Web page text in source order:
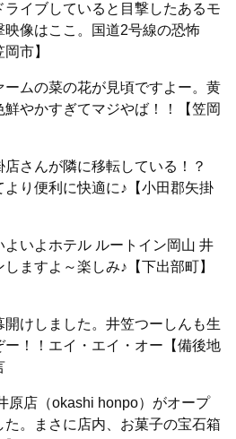
ライブしていると目撃したあるモ
映像はここ。国道2号線の恐怖
市】
ームの菜の花が見頃ですよー。黄
鮮やかすぎてマジやば！！【笠岡
店さんが隣に移転している！？
より便利に快適に♪【小田郡矢掛
よいよホテル ルートイン岡山 井
ますよ～楽しみ♪【下出部町】
開けしました。井笠つーしんも生
ー！！エイ・エイ・オー【備後地
原店（okashi honpo）がオープ
た。まさに店内、お菓子の宝石箱